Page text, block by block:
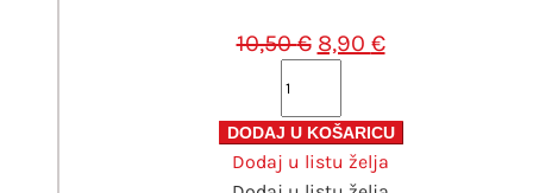
10,50€ Izvorna
je:
10,50 €.
8,90 €Trenutna
8,90 €.
FLEUR
Chalky
DODAJ U KOŠARICU
Dodaj u listu želja